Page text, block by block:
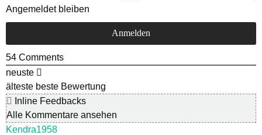
Angemeldet bleiben
54 Comments
neuste
älteste beste Bewertung
Inline Feedbacks
Alle Kommentare ansehen
Kendra1958